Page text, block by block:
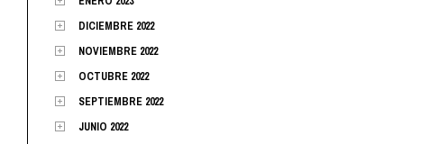
DICIEMBRE 2022
NOVIEMBRE 2022
OCTUBRE 2022
SEPTIEMBRE 2022
JUNIO 2022